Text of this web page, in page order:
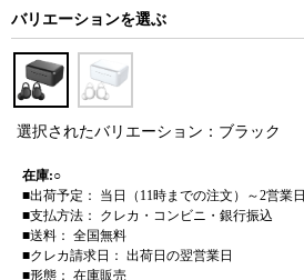
バリエーションを選ぶ
選択されたバリエーション：ブラック
在庫:○
■出荷予定： 当日（11時までの注文）～2営業日
■支払方法： クレカ・コンビニ・銀行振込
■送料： 全国無料
■クレカ請求日： 出荷日の翌営業日
■形態： 在庫販売